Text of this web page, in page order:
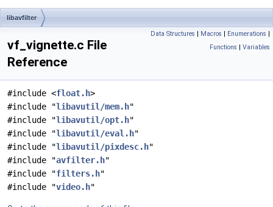
libavfilter
Data Structures | Macros | Enumerations |
Functions | Variables
vf_vignette.c File
Reference
#include <float.h>
#include "libavutil/mem.h"
#include "libavutil/opt.h"
#include "libavutil/eval.h"
#include "libavutil/pixdesc.h"
#include "avfilter.h"
#include "filters.h"
#include "video.h"